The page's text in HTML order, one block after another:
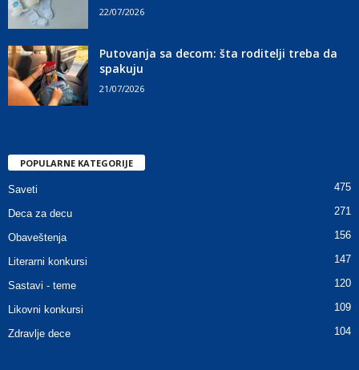
22/07/2026
Putovanja sa decom: šta roditelji treba da
spakuju
21/07/2026
POPULARNE KATEGORIJE
Saveti 475
Deca za decu 271
Obaveštenja 156
Literarni konkursi 147
Sastavi - teme 120
Likovni konkursi 109
Zdravlje dece 104